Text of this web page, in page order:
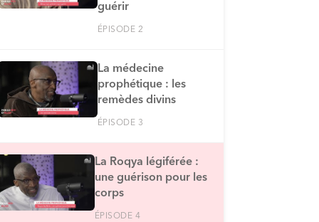
guérir
ÉPISODE 2
La médecine
prophétique : les
remèdes divins
ÉPISODE 3
La Roqya légiférée :
une guérison pour les
corps
ÉPISODE 4